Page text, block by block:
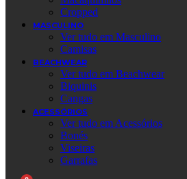
Cropped
MASCULINO
Ver tudo em Masculino
Camisas
BEACHWEAR
Ver tudo em Beachwear
Biquinis
Cangas
ACESSÓRIOS
Ver tudo em Acessórios
Bonés
Viseiras
Garrafas